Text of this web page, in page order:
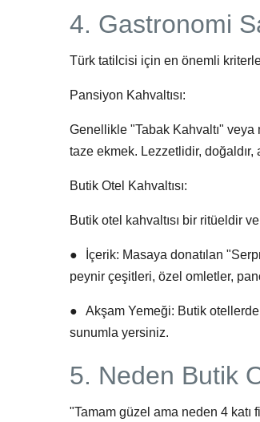
4. Gastronomi
Türk tatilcisi için en önemli
Pansiyon Kahvaltısı:
Genellikle "Tabak Kahvaltı" veya
taze ekmek. Lezzetlidir, doğaldır,
Butik Otel Kahvaltısı:
Butik otel kahvaltısı bir ritüeldir
● İçerik: Masaya donatılan
peynir çeşitleri, özel omletler,
● Akşam Yemeği: Butik
sunumla yersiniz.
5. Neden Butik
"Tamam güzel ama neden 4 katı